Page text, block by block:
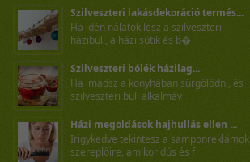
Szilveszteri lakásdekoráció termés...
Ha idén nálatok lesz a szilveszteri
házibuli, a házi sütik és b�
Szilveszteri bólék házilag...
Ha imádsz a konyhában sürgölődni, és
szilveszteri buli alkalmáv
Házi megoldások hajhullás ellen ...
Irigykedve tekintesz a samponreklámok
szereplőire, amikor dús és f